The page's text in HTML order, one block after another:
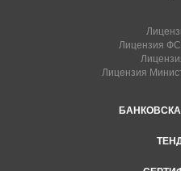
Лицензия
Лицензия